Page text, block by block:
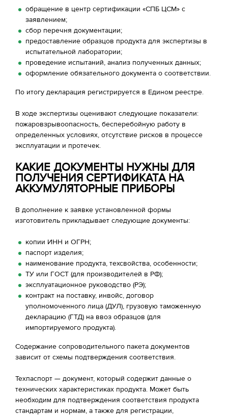
обращение в центр сертификации «СПБ ЦСМ» с
заявлением;
сбор перечня документации;
предоставление образцов продукта для экспертизы в
испытательной лаборатории;
проведение испытаний, анализ полученных данных;
оформление обязательного документа о соответствии.
По итогу декларация регистрируется в Едином реестре.
В ходе экспертизы оценивают следующие показатели:
пожаровзрывоопасность, бесперебойную работу в
определенных условиях, отсутствие рисков в процессе
эксплуатации и протечек.
КАКИЕ ДОКУМЕНТЫ НУЖНЫ ДЛЯ
ПОЛУЧЕНИЯ СЕРТИФИКАТА НА
АККУМУЛЯТОРНЫЕ ПРИБОРЫ
В дополнение к заявке установленной формы
изготовитель прикладывает следующие документы:
копии ИНН и ОГРН;
паспорт изделия;
наименование продукта, техсвойства, особенности;
ТУ или ГОСТ (для производителей в РФ);
эксплуатационное руководство (РЭ);
контракт на поставку, инвойс, договор
уполномоченного лица (ДУЛ), грузовую таможенную
декларацию (ГТД) на ввоз образцов (для
импортируемого продукта).
Содержание сопроводительного пакета документов
зависит от схемы подтверждения соответствия.
Техпаспорт — документ, который содержит данные о
технических характеристиках продукта. Может быть
необходим для подтверждения соответствия продукта
стандартам и нормам, а также для регистрации,